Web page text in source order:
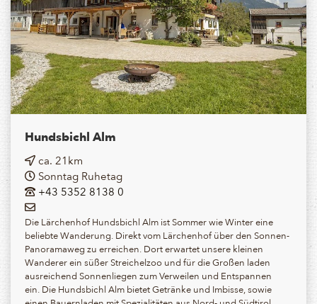
Hundsbichl Alm
ca. 21km
Sonntag Ruhetag
+43 5352 8138 0
Die Lärchenhof Hundsbichl Alm ist Sommer wie Winter eine
beliebte Wanderung. Direkt vom Lärchenhof über den Sonnen-
Panoramaweg zu erreichen. Dort erwartet unsere kleinen
Wanderer ein süßer Streichelzoo und für die Großen laden
ausreichend Sonnenliegen zum Verweilen und Entspannen
ein. Die Hundsbichl Alm bietet Getränke und Imbisse, sowie